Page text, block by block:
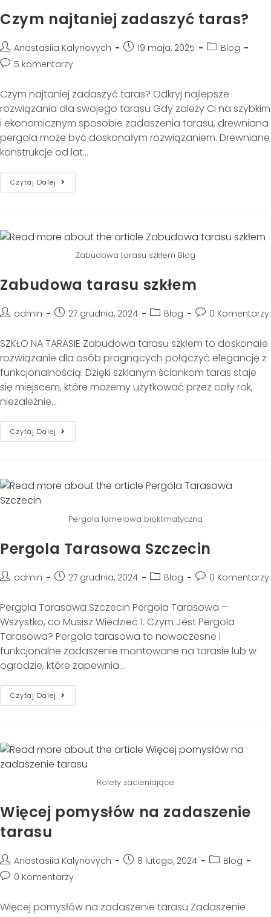
Czym najtaniej zadaszyć taras?
Anastasiia Kalynovych 19 maja, 2025
Blog
5 komentarzy
Czym najtaniej zadaszyć taras? Odkryj najlepsze
rozwiązania dla swojego tarasu Gdy zależy Ci na szybkim
i ekonomicznym sposobie zadaszenia tarasu, drewniana
pergola może być doskonałym rozwiązaniem. Drewniane
konstrukcje od lat…
Czytaj Dalej
Zabudowa tarasu szkłem Blog
Zabudowa tarasu szkłem
admin 27 grudnia, 2024 Blog 0 Komentarzy
SZKŁO NA TARASIE Zabudowa tarasu szkłem to doskonałe
rozwiązanie dla osób pragnących połączyć elegancję z
funkcjonalnością. Dzięki szklanym ściankom taras staje
się miejscem, które możemy użytkować przez cały rok,
niezależnie…
Czytaj Dalej
Pergola lamelowa bioklimatyczna
Pergola Tarasowa Szczecin
admin 27 grudnia, 2024 Blog 0 Komentarzy
Pergola Tarasowa Szczecin Pergola Tarasowa –
Wszystko, co Musisz Wiedzieć 1. Czym Jest Pergola
Tarasowa? Pergola tarasowa to nowoczesne i
funkcjonalne zadaszenie montowane na tarasie lub w
ogrodzie, które zapewnia…
Czytaj Dalej
Rolety zacieniające
Więcej pomysłów na zadaszenie
tarasu
Anastasiia Kalynovych 8 lutego, 2024
Blog
0 Komentarzy
Więcej pomysłów na zadaszenie tarasu Zadaszenie